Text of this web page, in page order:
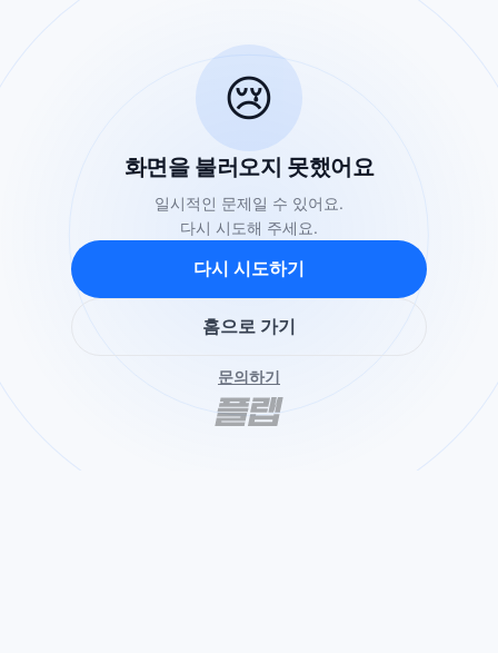
😢
화면을 불러오지 못했어요
일시적인 문제일 수 있어요.
다시 시도해 주세요.
다시 시도하기
홈으로 가기
문의하기